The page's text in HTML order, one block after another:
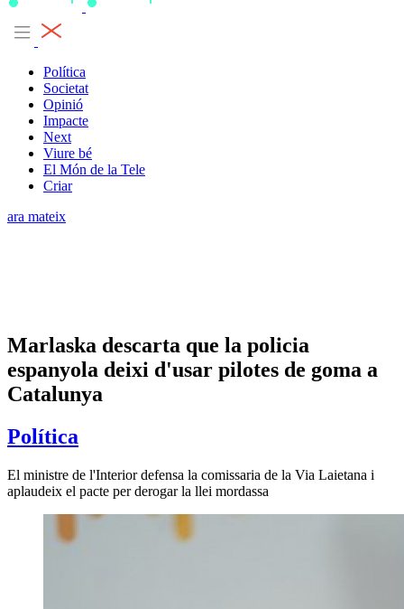
Política
Societat
Opinió
Impacte
Next
Viure bé
El Món de la Tele
Criar
ara mateix
Marlaska descarta que la policia
espanyola deixi d'usar pilotes de goma a
Catalunya
Política
El ministre de l'Interior defensa la comissaria de la Via Laietana i
aplaudeix el pacte per derogar la llei mordassa